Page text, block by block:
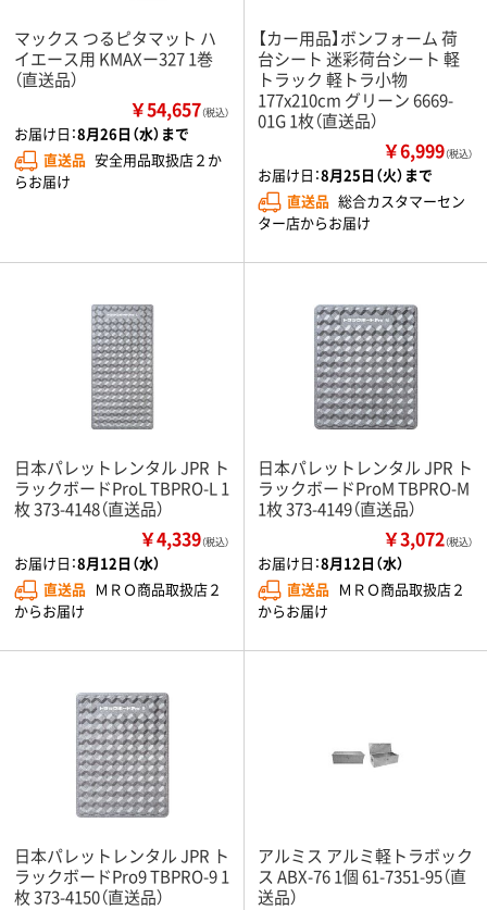
マックス つるピタマット ハ
イエース用 KMAXー327 1巻
（直送品）
￥54,657（税込）
お届け日：8月26日（水）まで
直送品 安全用品取扱店２か
らお届け
【カー用品】ボンフォーム 荷
台シート 迷彩荷台シート 軽
トラック 軽トラ小物
177x210cm グリーン 6669-
01G 1枚（直送品）
￥6,999（税込）
お届け日：8月25日（火）まで
直送品 総合カスタマーセン
ター店からお届け
日本パレットレンタル JPR ト
ラックボードProL TBPRO-L 1
枚 373-4148（直送品）
￥4,339（税込）
お届け日：8月12日（水）
直送品 ＭＲＯ商品取扱店２
からお届け
日本パレットレンタル JPR ト
ラックボードProM TBPRO-M
1枚 373-4149（直送品）
￥3,072（税込）
お届け日：8月12日（水）
直送品 ＭＲＯ商品取扱店２
からお届け
日本パレットレンタル JPR ト
ラックボードPro9 TBPRO-9 1
枚 373-4150（直送品）
アルミス アルミ軽トラボック
ス ABX-76 1個 61-7351-95（直
送品）